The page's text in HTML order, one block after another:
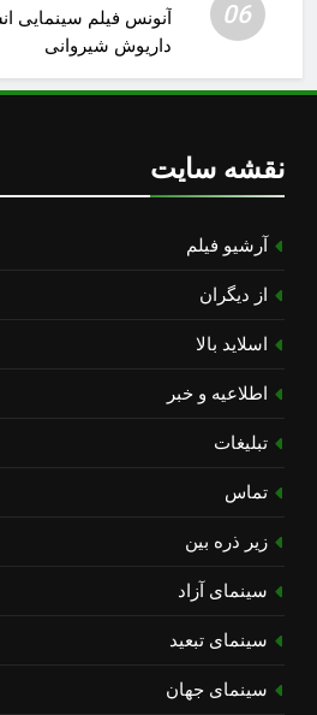
06
آنونس فیلم سینمایی
داریوش شیروانی
نقشه سایت
آرشیو فیلم
از دیگران
اسلاید بالا
اطلاعیه و خبر
تبلیغات
تماس
زیر ذره بین
سینمای آزاد
سینمای تبعید
سینمای جهان